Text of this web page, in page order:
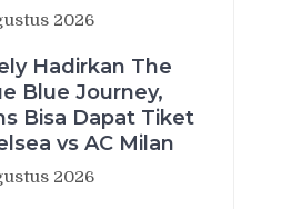
2026
Hadirkan The
Blue Journey,
Bisa Dapat Tiket
vs AC Milan
2026